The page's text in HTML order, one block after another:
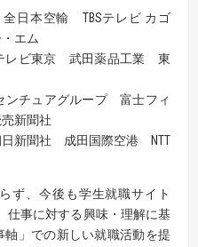
日本空輸 TBSテレビ カゴ
エム
レビ東京 武田薬品工業 東
チュアグループ 富士フィ
新聞社
新聞社 成田国際空港 NTT
ず、今後も学生就職サイト
仕事に対する興味・理解に基
」での新しい就職活動を提